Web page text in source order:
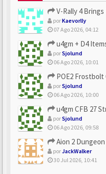
V-Rally 4 Brings
porKaevorlly
07 Ago 2026, 04:12
u4gm + D4 Items
porSjolund
06 Ago 2026, 10:01
POE2 Frostbolt
porSjolund
06 Ago 2026, 10:00
u4gm CFB 27
porSjolund
06 Ago 2026, 09:58
Aion 2 Dungeon
porJackWalker
30 Jul 2026, 10:41